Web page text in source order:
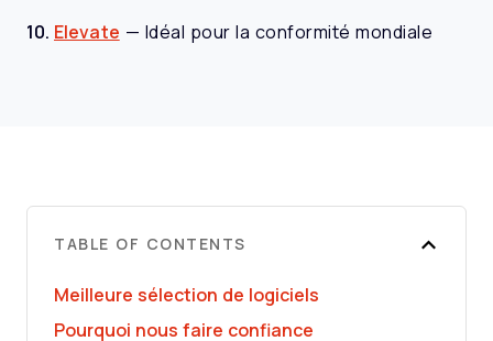
10. Elevate — Idéal pour la conformité mondiale
TABLE OF CONTENTS
Meilleure sélection de logiciels
Pourquoi nous faire confiance